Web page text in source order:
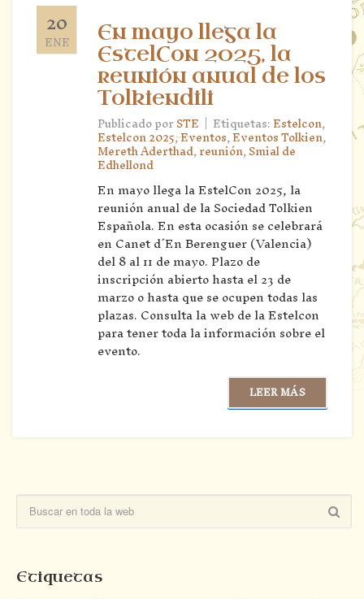
20
ENE
En mayo llega la
EstelCon 2025, la
reunión anual de los
Tolkiendili
Publicado porSTE | Etiquetas:Estelcon,
Estelcon 2025,Eventos,Eventos Tolkien,
Mereth Aderthad,reunión,Smial de
Edhellond
En mayo llega la EstelCon 2025, la
reunión anual de la Sociedad Tolkien
Española. En esta ocasión se celebrará
en Canet d´En Berenguer (Valencia)
del 8 al 11 de mayo. Plazo de
inscripción abierto hasta el 23 de
marzo o hasta que se ocupen todas las
plazas. Consulta la web de la Estelcon
para tener toda la información sobre el
evento.
LEER MÁS
Etiquetas